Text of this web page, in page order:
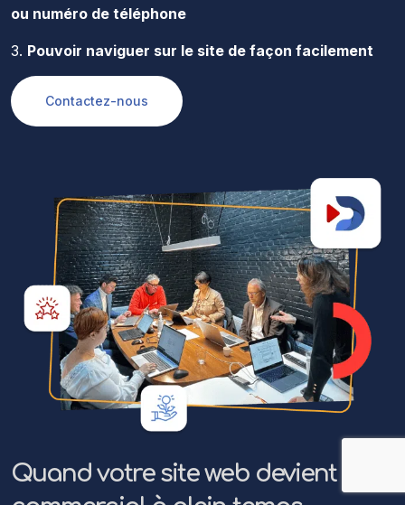
ou numéro de téléphone
3. Pouvoir naviguer sur le site de façon facilement
Contactez-nous
Quand votre site web devient un